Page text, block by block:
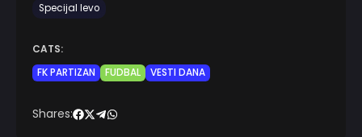
Specijal levo
CATS:
FK PARTIZAN
FUDBAL VESTI DANA
Shares: